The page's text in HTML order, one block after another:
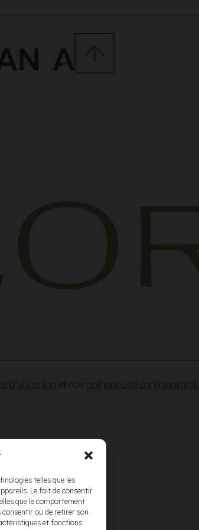
telles que les
Le fait de consentir
que le comportement
consentir ou de retirer son
et fonctions.
d’utilisation et nos politiques de confidentialité